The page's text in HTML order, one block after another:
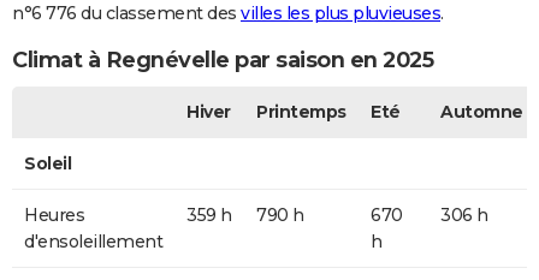
n°6 776 du classement des villes les plus pluvieuses.
Climat à Regnévelle par saison en 2025
Hiver Printemps Eté Automne
Soleil
Heures
d'ensoleillement
359 h 790 h
670
h
306 h